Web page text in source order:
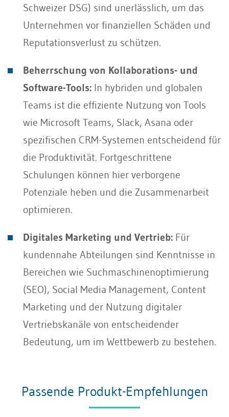
Schweizer DSG) sind unerlässlich, um das
Unternehmen vor finanziellen Schäden und
Reputationsverlust zu schützen.
Beherrschung von Kollaborations- und
Software-Tools: In hybriden und globalen
Teams ist die effiziente Nutzung von Tools
wie Microsoft Teams, Slack, Asana oder
spezifischen CRM-Systemen entscheidend für
die Produktivität. Fortgeschrittene
Schulungen können hier verborgene
Potenziale heben und die Zusammenarbeit
optimieren.
Digitales Marketing und Vertrieb: Für
kundennahe Abteilungen sind Kenntnisse in
Bereichen wie Suchmaschinenoptimierung
(SEO), Social Media Management, Content
Marketing und der Nutzung digitaler
Vertriebskanäle von entscheidender
Bedeutung, um im Wettbewerb zu bestehen.
Passende Produkt-Empfehlungen